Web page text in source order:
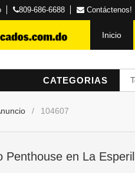
809-686-6688 Contáctenos!
Inicio
CATEGORIAS
104607
Penthouse en La